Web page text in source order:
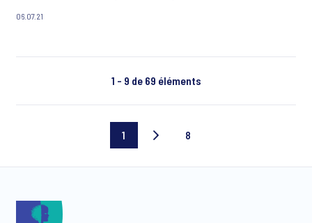
06.07.21
1 - 9 de 69 éléments
Page
1
Dernière
8